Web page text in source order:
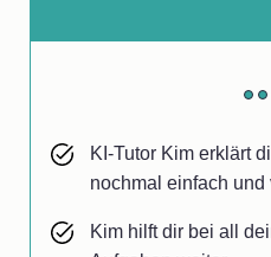
KI-Tutor Kim erklärt
nochmal einfach und
Kim hilft dir bei all